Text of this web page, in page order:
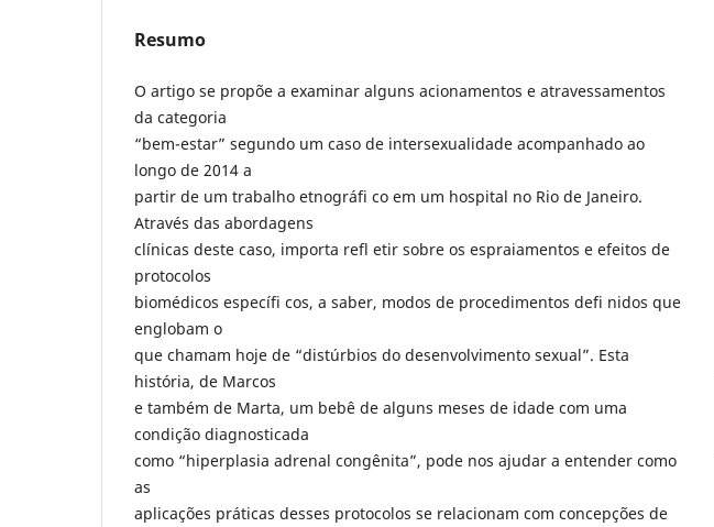
Resumo
O artigo se propõe a examinar alguns acionamentos e atravessamentos
da categoria
“bem-estar” segundo um caso de intersexualidade acompanhado ao
longo de 2014 a
partir de um trabalho etnográfi co em um hospital no Rio de Janeiro.
Através das abordagens
clínicas deste caso, importa refl etir sobre os espraiamentos e efeitos de
protocolos
biomédicos específi cos, a saber, modos de procedimentos defi nidos que
englobam o
que chamam hoje de “distúrbios do desenvolvimento sexual”. Esta
história, de Marcos
e também de Marta, um bebê de alguns meses de idade com uma
condição diagnosticada
como “hiperplasia adrenal congênita”, pode nos ajudar a entender como
as
aplicações práticas desses protocolos se relacionam com concepções de